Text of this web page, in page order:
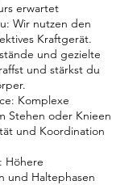
erwartet
Wir nutzen den
Kraftgerät.
und gezielte
und stärkst du
Komplexe
Stehen oder Knieen
und Koordination
Höhere
und Haltephasen